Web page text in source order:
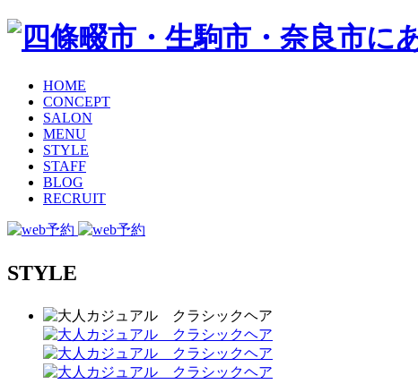
HOME
CONCEPT
SALON
MENU
STYLE
STAFF
BLOG
RECRUIT
STYLE